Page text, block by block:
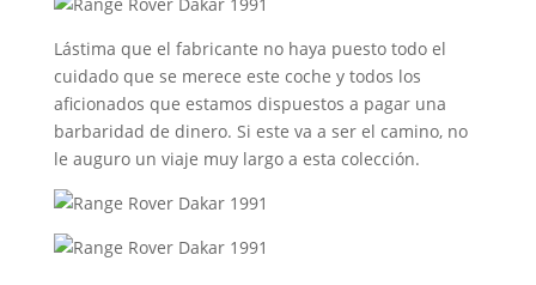
Lástima que el fabricante no haya puesto todo el
cuidado que se merece este coche y todos los
aficionados que estamos dispuestos a pagar una
barbaridad de dinero. Si este va a ser el camino, no
le auguro un viaje muy largo a esta colección.